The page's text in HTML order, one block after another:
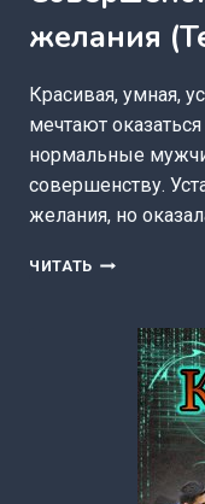
желания
Красивая, умная,
мечтают
нормальные
совершенству.
желания, но
ЧИТАТЬ
ЖЕЛАНИЯ
(ТЕРИН